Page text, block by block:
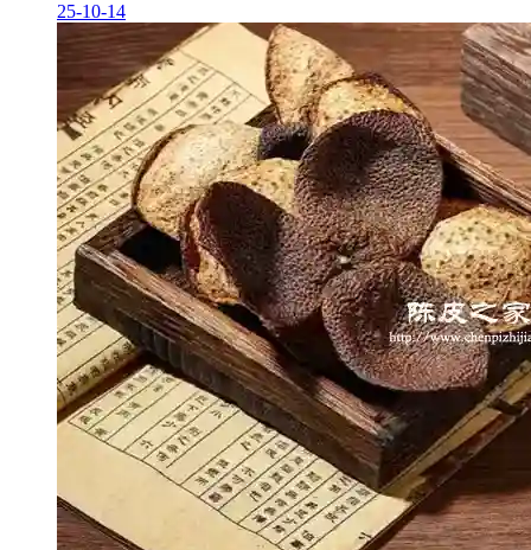
25-10-14